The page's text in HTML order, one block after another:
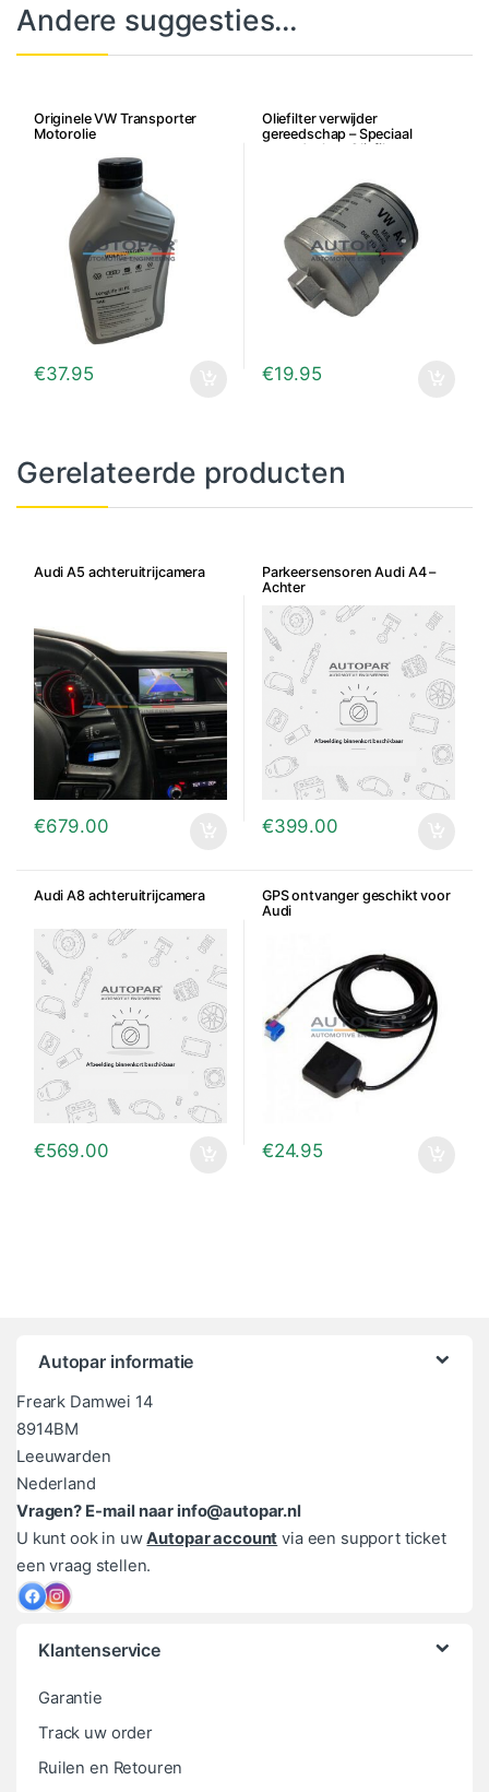
Andere suggesties…
Originele VW Transporter
Motorolie
€37.95
Oliefilter verwijder
gereedschap – Speciaal
gereedschap Oliefilter
€19.95
Gerelateerde producten
Audi A5 achteruitrijcamera
€679.00
Parkeersensoren Audi A4 –
Achter
€399.00
Audi A8 achteruitrijcamera
€569.00
GPS ontvanger geschikt voor
Audi
€24.95
Autopar informatie
Freark Damwei 14
8914BM
Leeuwarden
Nederland
Vragen? E-mail naar info@autopar.nl
U kunt ook in uwAutopar account via een support ticket
een vraag stellen.
Klantenservice
Garantie
Track uw order
Ruilen en Retouren